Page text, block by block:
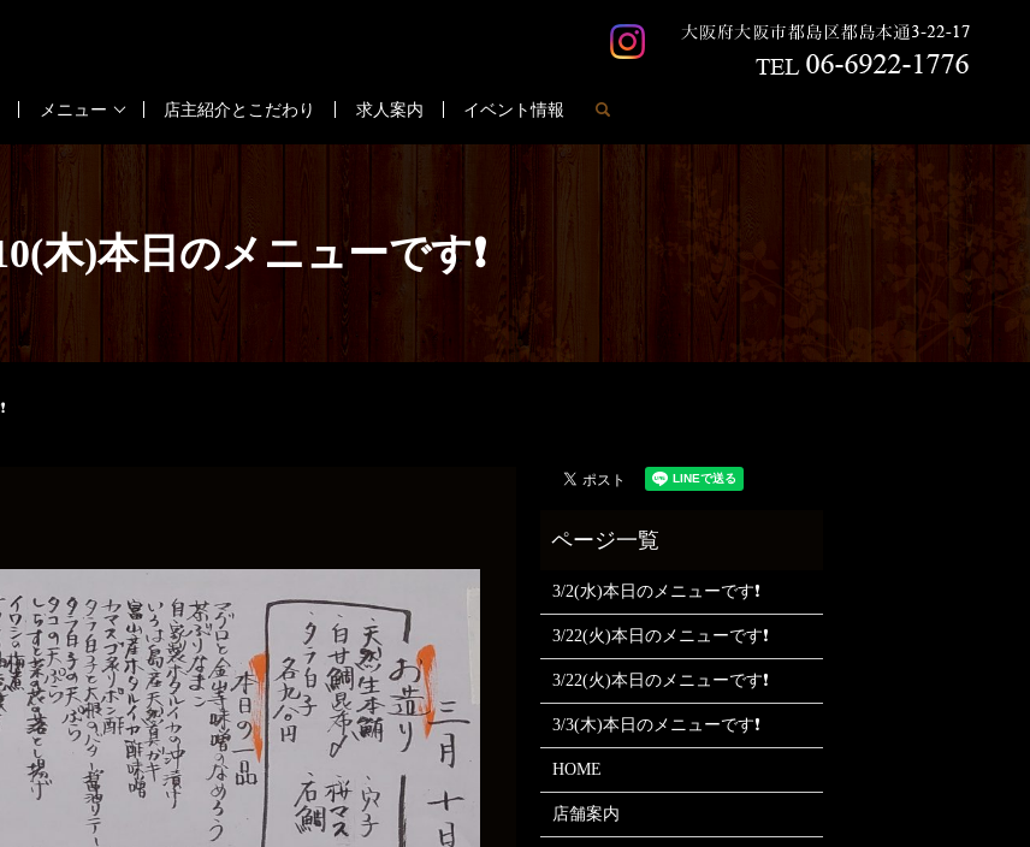
メニュー 店主紹介とこだわり 求人案内 イベント情報
木)本日のメニューです❗
3/2(水)本日のメニューです❗
3/22(火)本日のメニューです❗
3/22(火)本日のメニューです❗
3/3(木)本日のメニューです❗
HOME
店舗案内